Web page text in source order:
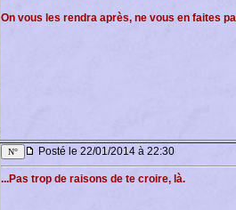
On vous les rendra après, ne vous en faites
Posté le 22/01/2014 à 22:30
...Pas trop de raisons de te croire, là.